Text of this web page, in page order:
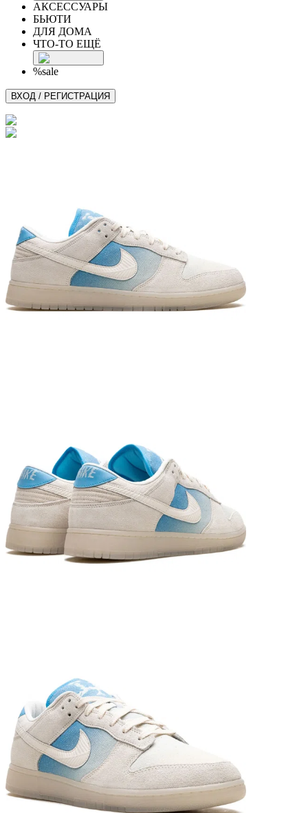
АКСЕССУАРЫ
БЬЮТИ
ДЛЯ ДОМА
ЧТО-ТО ЕЩЁ
%sale
ВХОД / РЕГИСТРАЦИЯ